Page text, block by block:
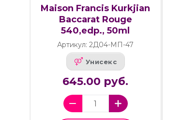
Maison Francis Kurkjian
Baccarat Rouge
540,edp., 50ml
Артикул: 2Д04-МП-47
Унисекс
645.00 руб.